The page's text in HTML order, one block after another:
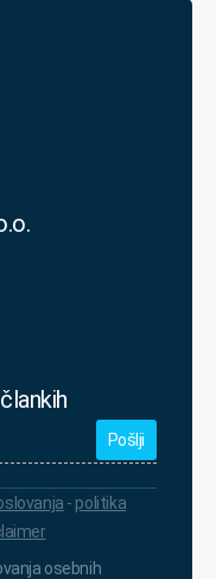
osebnih
- politika